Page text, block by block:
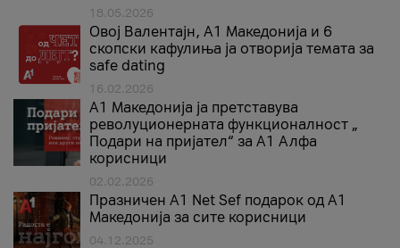
18.05.2026
Овој Валентајн, A1 Македонија и 6
скопски кафулиња ја отворија темата за
safe dating
16.02.2026
А1 Македонија ја претставува
револуционерната функционалност „
Подари на пријател“ за А1 Алфа
корисници
02.02.2026
Празничен A1 Net Sеf подарок од А1
Македонија за сите корисници
04.12.2025